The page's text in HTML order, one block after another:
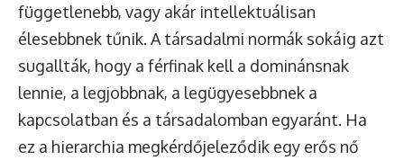
függetlenebb, vagy akár intellektuálisan
élesebbnek tűnik. A társadalmi normák sokáig azt
sugallták, hogy a férfinak kell a dominánsnak
lennie, a legjobbnak, a legügyesebbnek a
kapcsolatban és a társadalomban egyaránt. Ha
ez a hierarchia megkérdőjeleződik egy erős nő